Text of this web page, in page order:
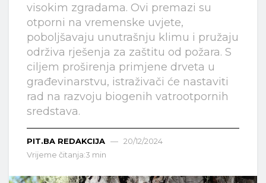
visokim zgradama. Ovi premazi su
otporni na vremenske uvjete,
poboljšavaju unutrašnju klimu i pružaju
održiva rješenja za zaštitu od požara. S
ciljem proširenja primjene drveta u
građevinarstvu, istraživači će nastaviti
rad na razvoju biogenih vatrootpornih
sredstava.
PIT.BA REDAKCIJA
20/12/2024
Vrijeme čitanja:3 min